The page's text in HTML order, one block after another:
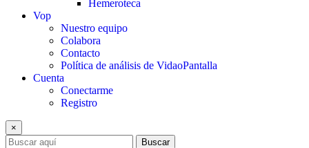
Hemeroteca
Vop
Nuestro equipo
Colabora
Contacto
Política de análisis de VidaoPantalla
Cuenta
Conectarme
Registro
×
Buscar